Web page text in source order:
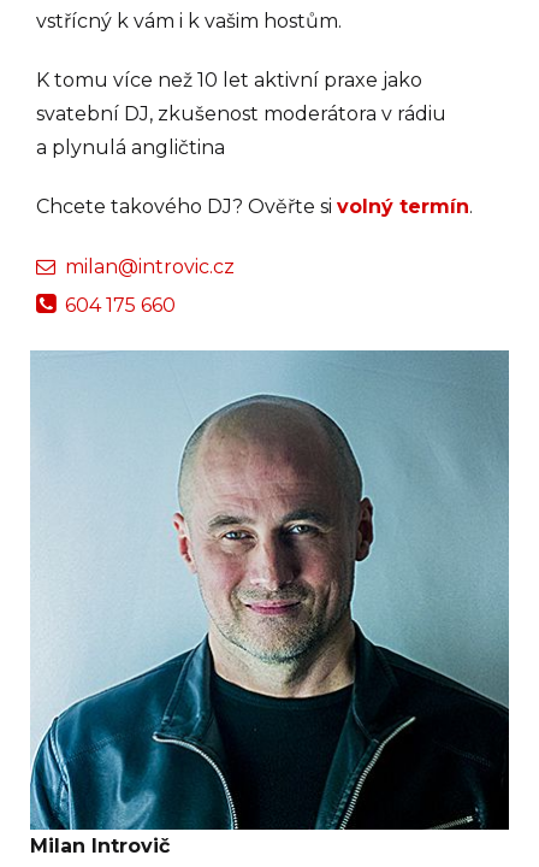
vstřícný k vám i k vašim hostům.
K tomu více než 10 let aktivní praxe jako
svatební DJ, zkušenost moderátora v rádiu
a plynulá angličtina
Chcete takového DJ? Ověřte si volný termín.
milan@introvic.cz
604 175 660
Milan Introvič